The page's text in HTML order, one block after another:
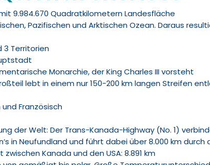
9.984.670 Quadratkilometern Landesfläche
Pazifischen und Arktischen Ozean. Daraus
3 Territorien
Monarchie, der King Charles III vorsteht
lebt in einem nur 150-200 km langen Streifen
Französisch
der Welt: Der Trans-Kanada-Highway (No. 1)
in Neufundland und führt dabei über 8.000 km durch
Kanada und den USA: 8.891 km